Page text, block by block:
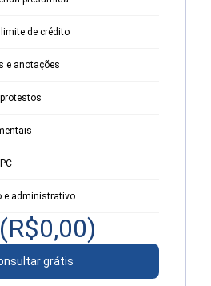
de crédito
e anotações
e administrativo
(R$0,00)
grátis